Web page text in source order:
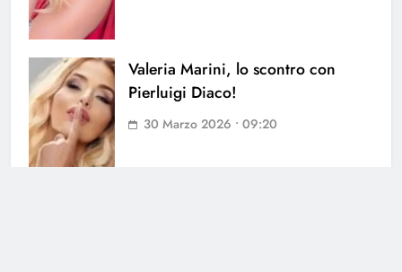
Valeria Marini, lo scontro con
Pierluigi Diaco!
30 Marzo 2026 • 09:20